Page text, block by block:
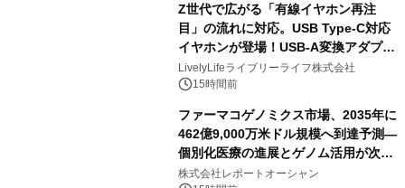
Z世代で広がる「有線イヤホン再注
目」の流れに対応。USB Type-C対応
イヤホンが登場！USB-A変換アダプタ
ー付きでスマホからパソコンまで幅広
く活用可能
LivelyLifeライブリーライフ株式会社
15時間前
ファーマコゲノミクス市場、2035年に
462億9,000万米ドル規模へ到達予測―
個別化医療の進展とゲノム活用が次世
代ヘルスケア投資を加速
株式会社レポートオーシャン